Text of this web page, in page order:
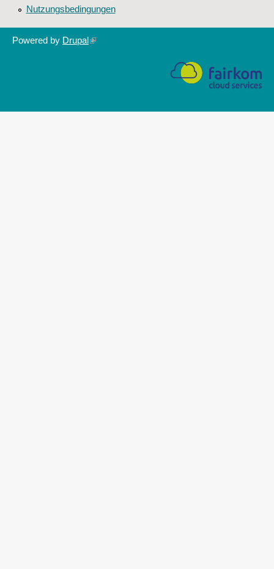
Nutzungsbedingungen
Powered by Drupal(link